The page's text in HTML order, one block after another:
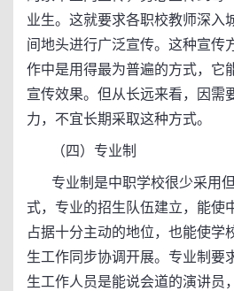
业生。这就要求各职校教师深入
间地头进行广泛宣传。这种宣传
作中是用得最为普遍的方式，它
宣传效果。但从长远来看，因需
力，不宜长期采取这种方式。
（四）专业制
专业制是中职学校很少采用但
式，专业的招生队伍建立，能使
占据十分主动的地位，也能使学
生工作同步协调开展。专业制要
生工作人员是能说会道的演讲员